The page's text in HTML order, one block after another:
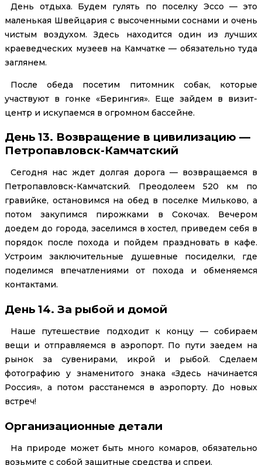
День отдыха. Будем гулять по поселку Эссо — это
маленькая Швейцария с высоченными соснами и очень
чистым воздухом. Здесь находится один из лучших
краеведческих музеев на Камчатке — обязательно туда
заглянем.
После обеда посетим питомник собак, которые
участвуют в гонке «Берингия». Еще зайдем в визит-
центр и искупаемся в огромном бассейне.
День 13. Возвращение в цивилизацию —
Петропавловск-Камчатский
Сегодня нас ждет долгая дорога — возвращаемся в
Петропавловск-Камчатский. Преодолеем 520 км по
гравийке, остановимся на обед в поселке Мильково, а
потом закупимся пирожками в Сокочах. Вечером
доедем до города, заселимся в хостел, приведем себя в
порядок после похода и пойдем праздновать в кафе.
Устроим заключительные душевные посиделки, где
поделимся впечатлениями от похода и обменяемся
контактами.
День 14. За рыбой и домой
Наше путешествие подходит к концу — собираем
вещи и отправляемся в аэропорт. По пути заедем на
рынок за сувенирами, икрой и рыбой. Сделаем
фотографию у знаменитого знака «Здесь начинается
Россия», а потом расстанемся в аэропорту. До новых
встреч!
Организационные детали
На природе может быть много комаров, обязательно
возьмите с собой защитные средства и спреи.